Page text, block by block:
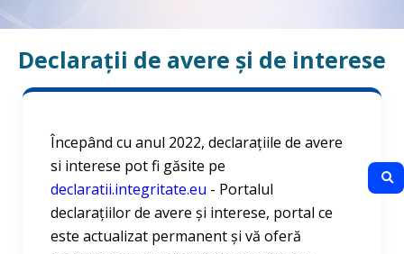
Declarații de avere și de interese
Începând cu anul 2022, declarațiile de avere
si interese pot fi găsite pe
declaratii.integritate.eu - Portalul
declarațiilor de avere și interese, portal ce
este actualizat permanent și vă oferă